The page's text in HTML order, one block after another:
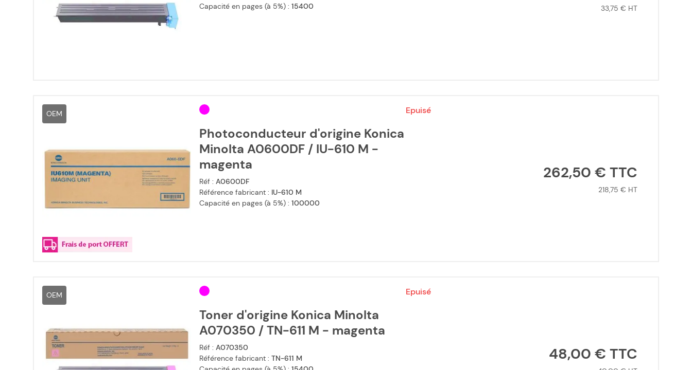
Capacité en pages (à 5%) : 15400 33,75 €
OEM Epuisé
Photoconducteur d'origine Konica
Minolta A0600DF / IU-610 M -
magenta
Réf : A0600DF
Référence fabricant : IU-610 M
Capacité en pages (à 5%) : 100000
262,50 €
218,75 €
OEM Epuisé
Toner d'origine Konica Minolta
A070350 / TN-611 M - magenta
Réf : A070350
Référence fabricant : TN-611 M
48,00 €